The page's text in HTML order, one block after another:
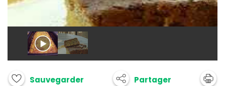
Sauvegarder Partager